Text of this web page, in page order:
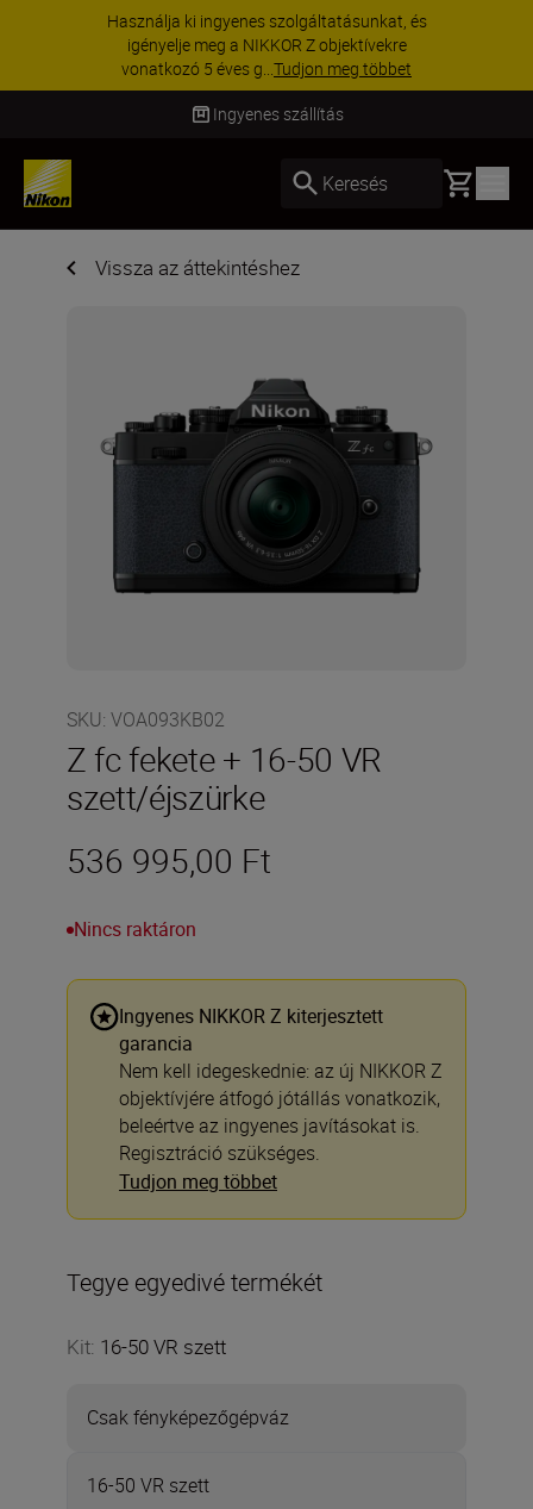
Használja ki ingyenes szolgáltatásunkat, és
igényelje meg a NIKKOR Z objektívekre
vonatkozó 5 éves g...Tudjon meg többet
Ingyenes szállítás
Keresés Basket
Vissza az áttekintéshez
SKU: VOA093KB02
Z fc fekete + 16-50 VR
szett/éjszürke
536 995,00 Ft
Nincs raktáron
Ingyenes NIKKOR Z kiterjesztett
garancia
Nem kell idegeskednie: az új NIKKOR Z
objektívjére átfogó jótállás vonatkozik,
beleértve az ingyenes javításokat is.
Regisztráció szükséges.
Tudjon meg többet
Tegye egyedivé termékét
Kit: 16-50 VR szett
Csak fényképezőgépváz
16-50 VR szett